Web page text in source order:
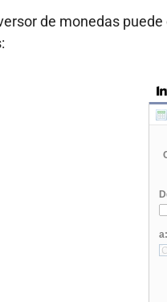
de monedas